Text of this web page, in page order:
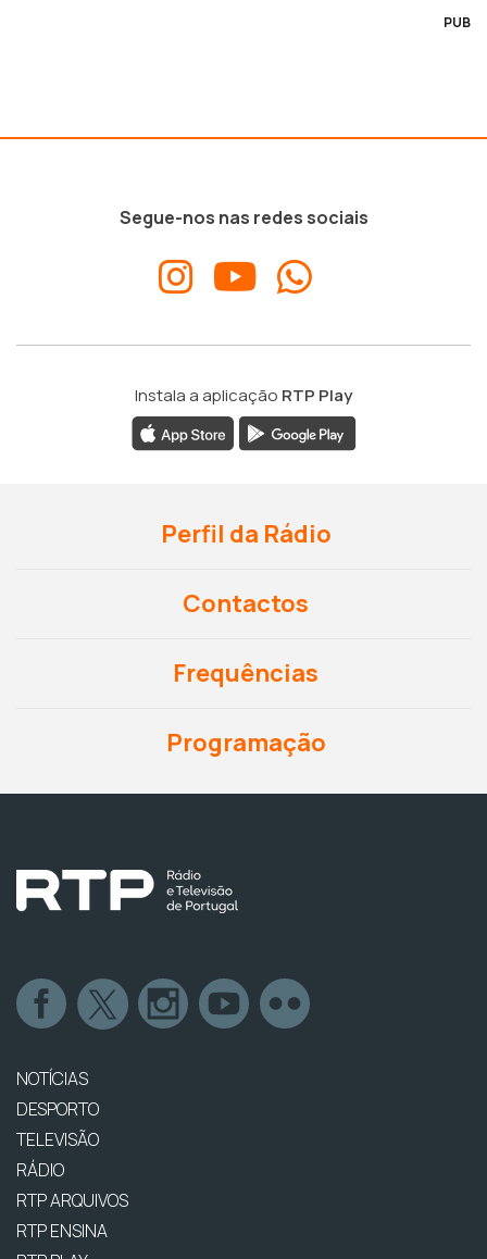
PUB
Segue-nos nas redes sociais
Instala a aplicação RTP Play
Perfil da Rádio
Contactos
Frequências
Programação
NOTÍCIAS
DESPORTO
TELEVISÃO
RÁDIO
RTP ARQUIVOS
RTP ENSINA